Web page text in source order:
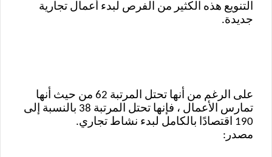
التنويع هذه الكثير من الفرص لبدء أعمال تجارية
جديدة.
على الرغم من أنها تحتل المرتبة 62 من حيث أنها
تمارس الأعمال ، فإنها تحتل المرتبة 38 بالنسبة إلى
190 اقتصادًا بالكامل لبدء نشاط تجاري.
مصدر: